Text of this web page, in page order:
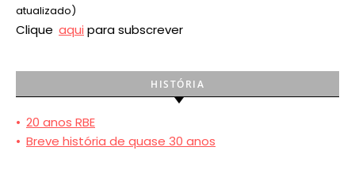
atualizado)
Clique aqui para subscrever
HISTÓRIA
• 20 anos RBE
• Breve história de quase 30 anos